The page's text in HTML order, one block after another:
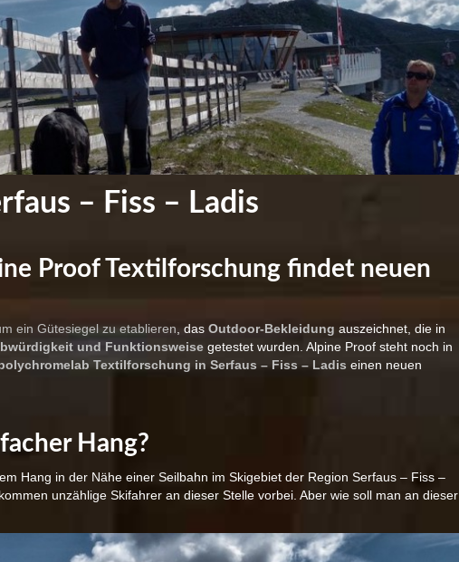
– Fiss – Ladis
Proof Textilforschung findet neuen
ein Gütesiegel zu etablieren, das Outdoor-Bekleidung auszeichnet, die in
und Funktionsweise getestet wurden. Alpine Proof steht noch in
Textilforschung in Serfaus – Fiss – Ladis einen neuen
Hang?
Hang in der Nähe einer Seilbahn im Skigebiet der Region Serfaus – Fiss –
unzählige Skifahrer an dieser Stelle vorbei. Aber wie soll man an dieser